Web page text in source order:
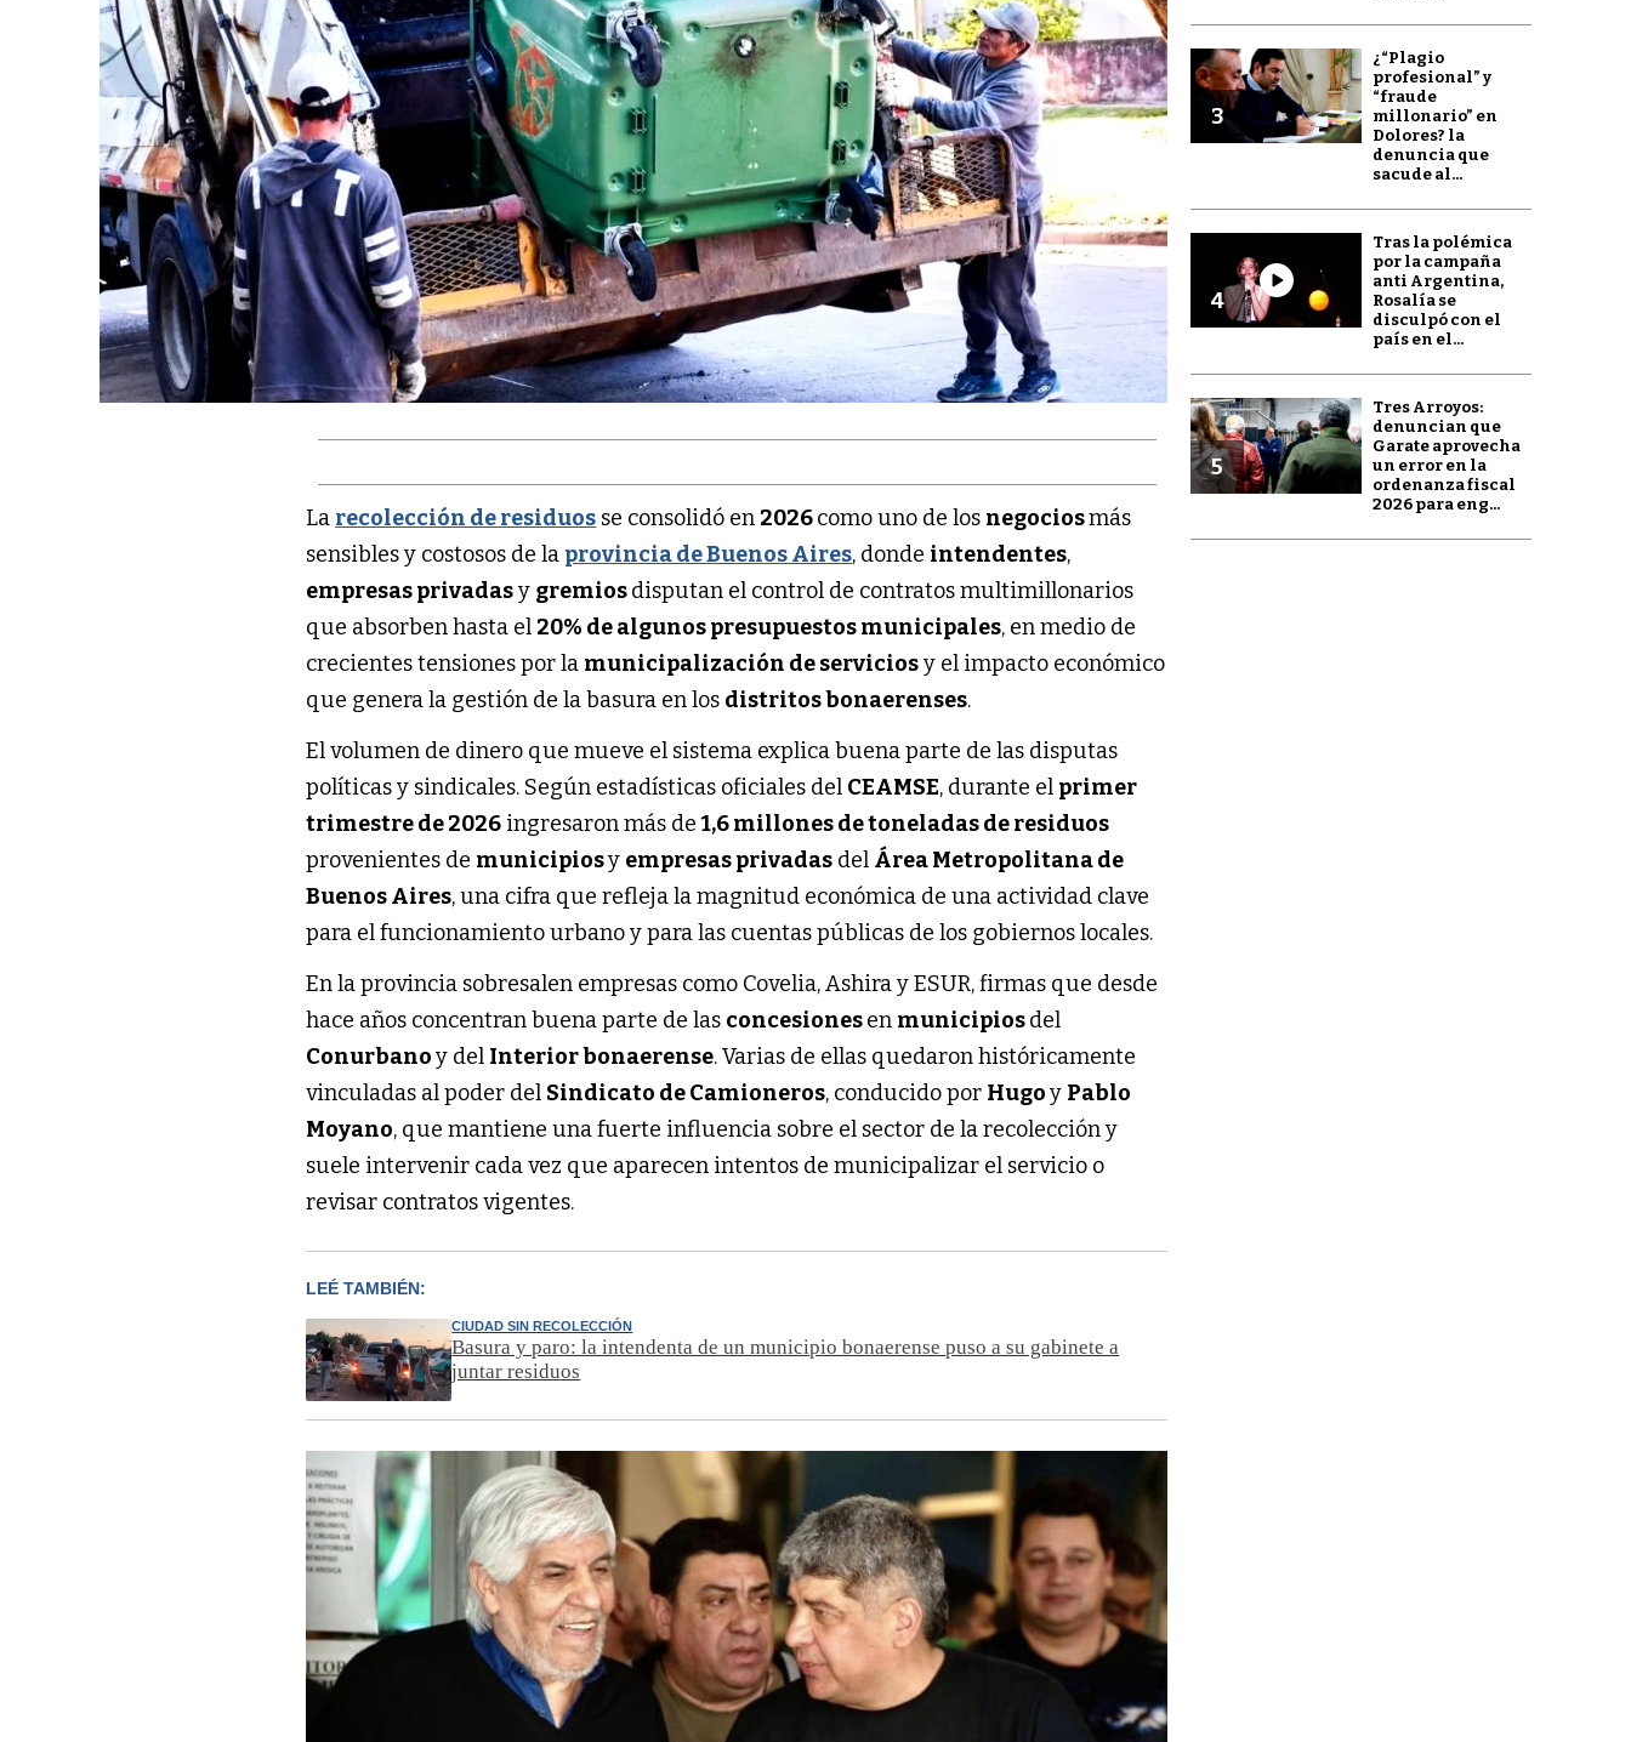
La recolección de residuos se consolidó en 2026como uno de los negociosmás
sensibles y costosos de la provincia de Buenos Aires, donde intendentes,
empresas privadasy gremiosdisputan el control de contratos multimillonarios
que absorben hasta el 20% de algunos presupuestos municipales, en medio de
crecientes tensiones por la municipalización de serviciosy el impacto económico
que genera la gestión de la basura en los distritos bonaerenses.
El volumen de dinero que mueve el sistema explica buena parte de las disputas
políticas y sindicales. Según estadísticas oficiales del CEAMSE, durante el primer
trimestre de 2026 ingresaron más de1,6 millones de toneladas de residuos
provenientes de municipiosy empresas privadas del Área Metropolitana de
Buenos Aires, una cifra que refleja la magnitud económica de una actividad clave
para el funcionamiento urbano y para las cuentas públicas de los gobiernos locales.
En la provincia sobresalen empresas como Covelia, Ashira y ESUR, firmas que desde
hace años concentran buena parte de las concesionesen municipiosdel
Conurbanoy del Interior bonaerense. Varias de ellas quedaron históricamente
vinculadas al poder del Sindicato de Camioneros, conducido por Hugoy Pablo
Moyano, que mantiene una fuerte influencia sobre el sector de la recolección y
suele intervenir cada vez que aparecen intentos de municipalizar el servicio o
revisar contratos vigentes.
LEÉ TAMBIÉN:
CIUDAD SIN RECOLECCIÓN
Basura y paro: la intendenta de un municipio bonaerense puso a su gabinete a
juntar residuos
3
¿“Plagio
profesional” y
“fraude
millonario” en
Dolores? la
denuncia que
sacude al...
4
Tras la polémica
por la campaña
anti Argentina,
Rosalía se
disculpó con el
país en el...
5
Tres Arroyos:
denuncian que
Garate aprovecha
un error en la
ordenanza fiscal
2026 para eng...